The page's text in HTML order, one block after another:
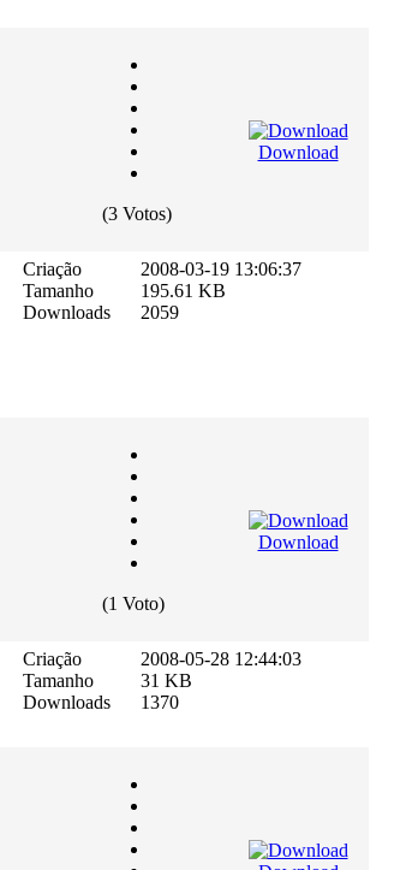
(3 Votos)
Download
Criação
Tamanho
Downloads
2008-03-19 13:06:37
195.61 KB
2059
(1 Voto)
Download
Criação
Tamanho
Downloads
2008-05-28 12:44:03
31 KB
1370